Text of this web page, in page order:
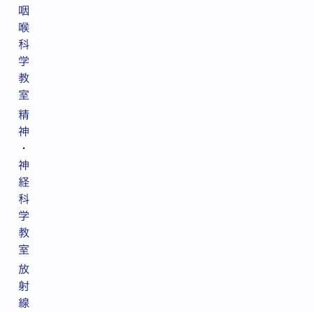
咽
喉
科
学
教
室
精
神
・
神
経
科
学
教
室
放
射
線